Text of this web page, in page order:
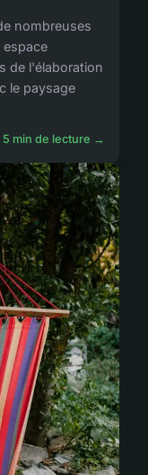
nombreuses
de l'élaboration
le paysage
5 min de lecture →